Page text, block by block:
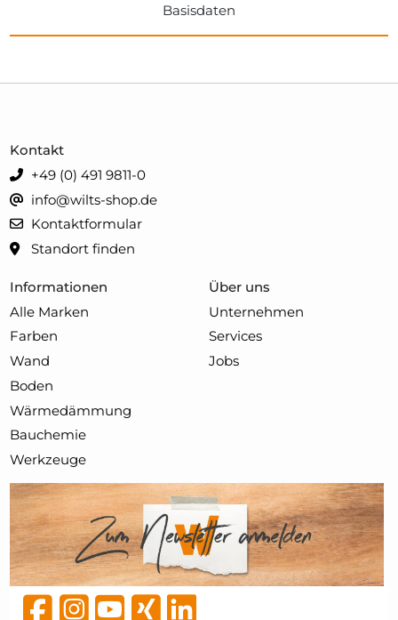
Basisdaten
Informationen
Alle Marken
Farben
Wand
Boden
Wärmedämmung
Bauchemie
Werkzeuge
Über uns
Unternehmen
Services
Jobs
Kontakt
+49 (0) 491 9811-0
info@wilts-shop.de
Kontaktformular
Standort finden